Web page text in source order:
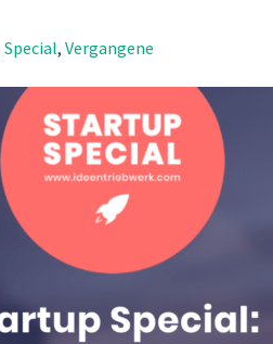
Special, Vergangene